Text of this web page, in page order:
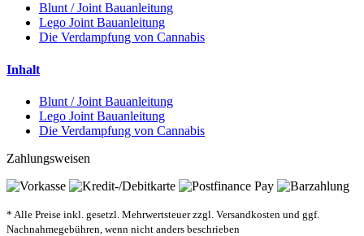
Blunt / Joint Bauanleitung
Lego Joint Bauanleitung
Die Verdampfung von Cannabis
Inhalt
Blunt / Joint Bauanleitung
Lego Joint Bauanleitung
Die Verdampfung von Cannabis
Zahlungsweisen
* Alle Preise inkl. gesetzl. Mehrwertsteuer zzgl. Versandkosten und ggf.
Nachnahmegebühren, wenn nicht anders beschrieben